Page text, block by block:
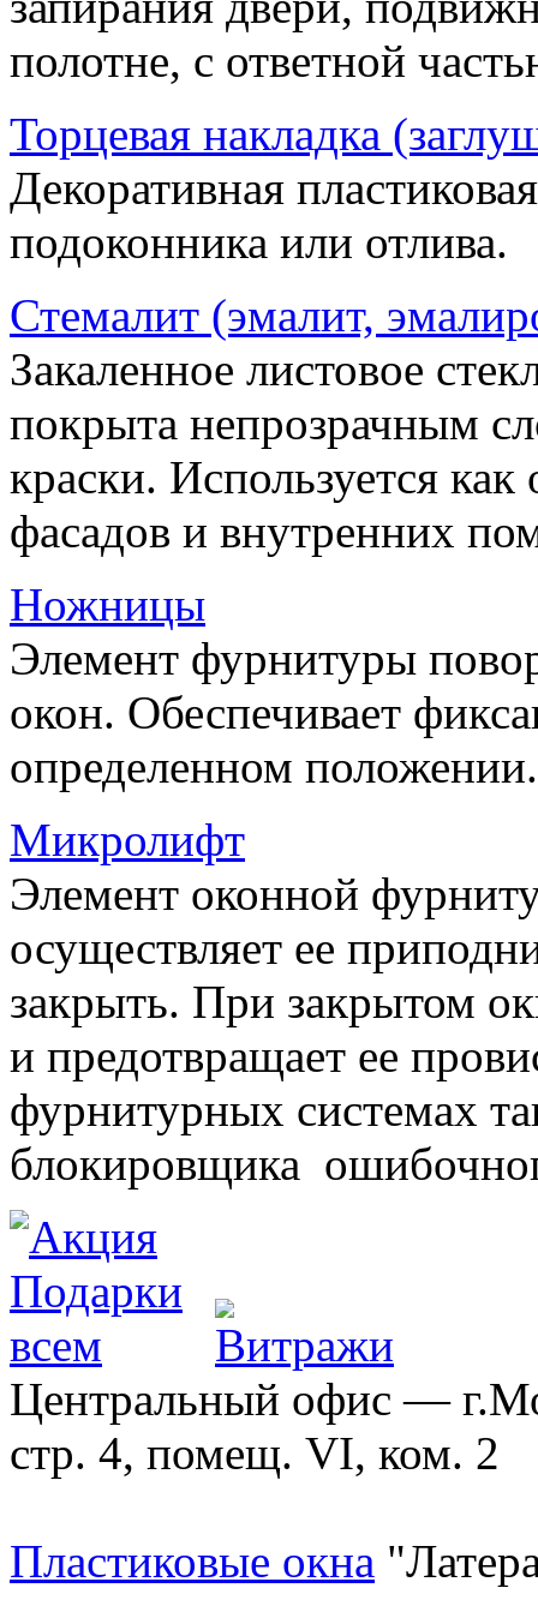
полотне, с ответной
Торцевая накладка
Декоративная
подоконника или отлива.
Стемалит (эмалит,
Закаленное листовое
покрыта непрозрачным
краски. Используется
фасадов и внутренних
Ножницы
Элемент фурнитуры
окон. Обеспечивает
определенном положении.
Микролифт
Элемент оконной
осуществляет ее
закрыть. При закрытом
и предотвращает ее
фурнитурных системах
блокировщика
Центральный офис —
стр. 4, помещ. VI, ком. 2
Пластиковые окна